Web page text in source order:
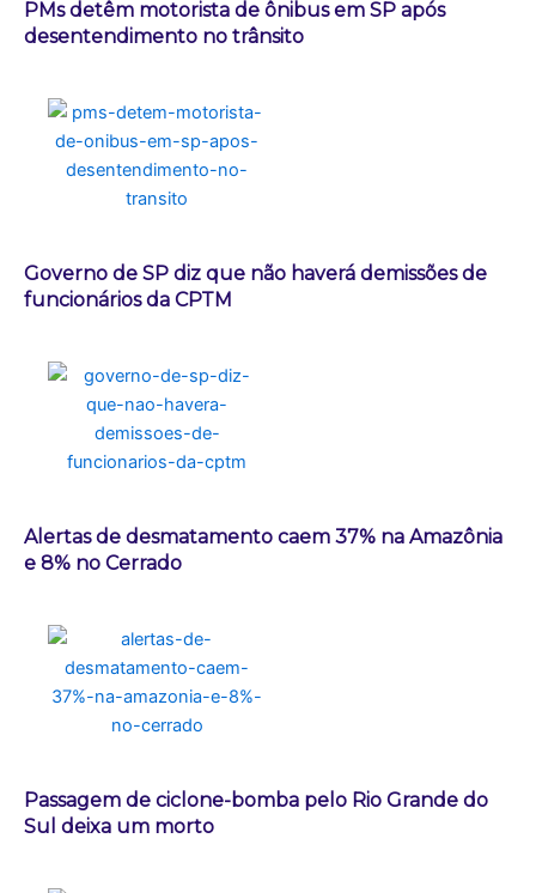
PMs detêm motorista de ônibus em SP após
desentendimento no trânsito
Governo de SP diz que não haverá demissões de
funcionários da CPTM
Alertas de desmatamento caem 37% na Amazônia
e 8% no Cerrado
Passagem de ciclone-bomba pelo Rio Grande do
Sul deixa um morto